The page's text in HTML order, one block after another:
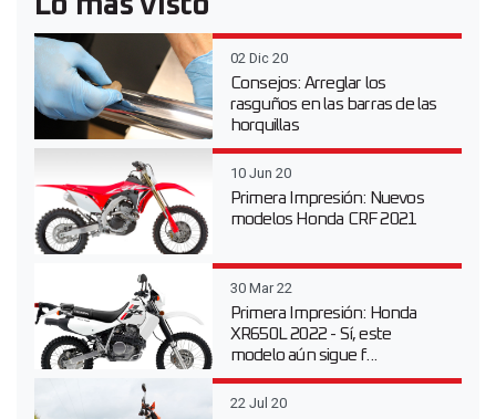
02 Dic 20
Consejos: Arreglar los
rasguños en las barras de las
horquillas
10 Jun 20
Primera Impresión: Nuevos
modelos Honda CRF 2021
30 Mar 22
Primera Impresión: Honda
XR650L 2022 - Sí, este
modelo aún sigue f...
22 Jul 20